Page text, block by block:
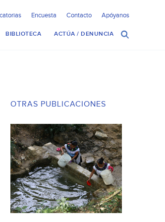
Encuesta Contacto Apóyanos
BIBLIOTECA ACTÚA / DENUNCIA
OTRAS PUBLICACIONES